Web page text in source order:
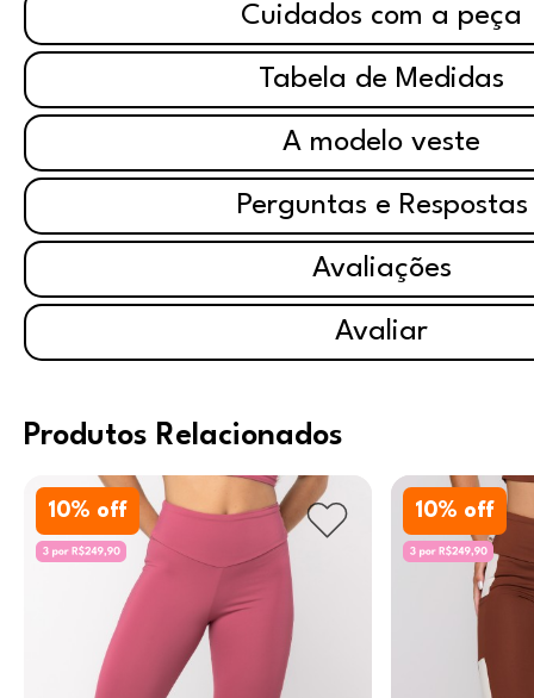
Cuidados com a peça
Tabela de Medidas
A modelo veste
Perguntas e Respostas
Avaliações
Avaliar
Produtos Relacionados
10% off 10% off